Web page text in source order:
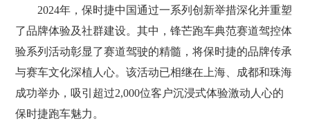
2024年，保时捷中国通过一系列创新举措深化并重塑
了品牌体验及社群建设。其中，锋芒跑车典范赛道驾控体
验系列活动彰显了赛道驾驶的精髓，将保时捷的品牌传承
与赛车文化深植人心。该活动已相继在上海、成都和珠海
成功举办，吸引超过2,000位客户沉浸式体验激动人心的
保时捷跑车魅力。